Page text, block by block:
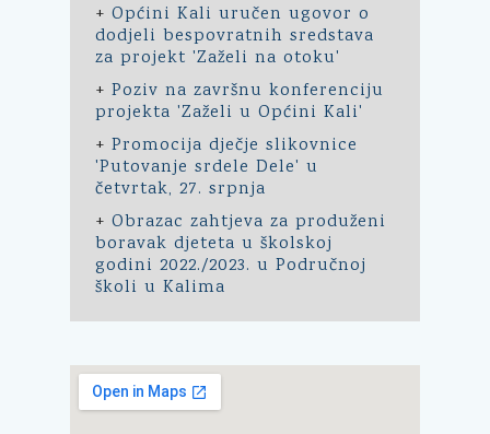
+ Općini Kali uručen ugovor o
dodjeli bespovratnih sredstava
za projekt 'Zaželi na otoku'
+ Poziv na završnu konferenciju
projekta 'Zaželi u Općini Kali'
+ Promocija dječje slikovnice
'Putovanje srdele Dele' u
četvrtak, 27. srpnja
+ Obrazac zahtjeva za produženi
boravak djeteta u školskoj
godini 2022./2023. u Područnoj
školi u Kalima